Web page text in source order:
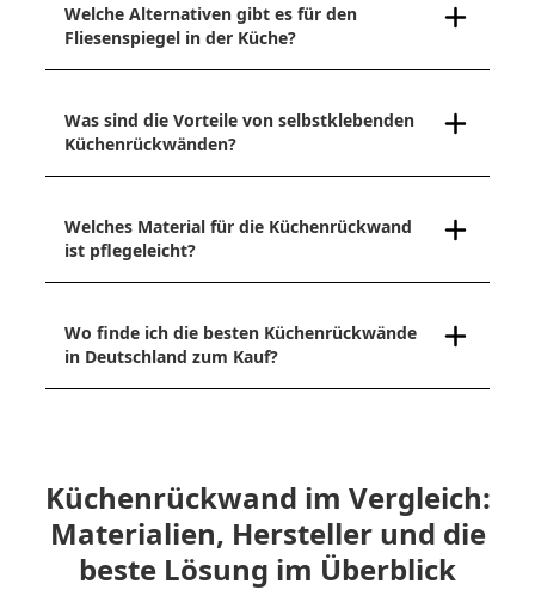
Welche Alternativen gibt es für den
Fliesenspiegel in der Küche?
Was sind die Vorteile von selbstklebenden
Küchenrückwänden?
Welches Material für die Küchenrückwand
ist pflegeleicht?
Wo finde ich die besten Küchenrückwände
in Deutschland zum Kauf?
Küchenrückwand im Vergleich:
Materialien, Hersteller und die
beste Lösung im Überblick